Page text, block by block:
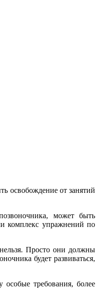
освобождение от занятий
может быть
комплекс упражнений по
Просто они должны
будет развиваться,
особые требования, более